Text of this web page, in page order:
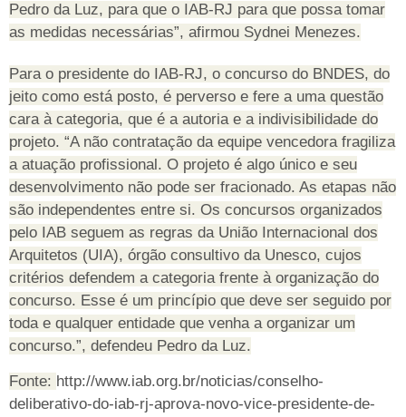
Pedro da Luz, para que o IAB-RJ para que possa tomar
as medidas necessárias”, afirmou Sydnei Menezes.
Para o presidente do IAB-RJ, o concurso do BNDES, do
jeito como está posto, é perverso e fere a uma questão
cara à categoria, que é a autoria e a indivisibilidade do
projeto. “A não contratação da equipe vencedora fragiliza
a atuação profissional. O projeto é algo único e seu
desenvolvimento não pode ser fracionado. As etapas não
são independentes entre si. Os concursos organizados
pelo IAB seguem as regras da União Internacional dos
Arquitetos (UIA), órgão consultivo da Unesco, cujos
critérios defendem a categoria frente à organização do
concurso. Esse é um princípio que deve ser seguido por
toda e qualquer entidade que venha a organizar um
concurso.”, defendeu Pedro da Luz.
Fonte: http://www.iab.org.br/noticias/conselho-
deliberativo-do-iab-rj-aprova-novo-vice-presidente-de-